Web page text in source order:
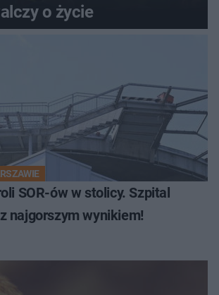
o życie
SOR-ów w stolicy. Szpital
najgorszym wynikiem!